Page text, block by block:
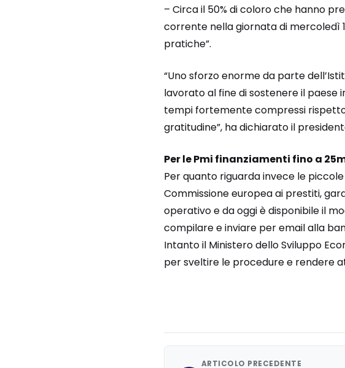
– Circa il 50% di coloro che hanno
corrente nella giornata di mercoledì
pratiche”.
“Uno sforzo enorme da parte
lavorato al fine di sostenere il paese
tempi fortemente compressi
gratitudine”, ha dichiarato il
Per le Pmi finanziamenti fino a
Per quanto riguarda invece le
Commissione europea ai prestiti,
operativo e da oggi è disponibile il
compilare e inviare per email alla
Intanto il Ministero dello Sviluppo
per sveltire le procedure e rendere
ARTICOLO PRECEDENTE